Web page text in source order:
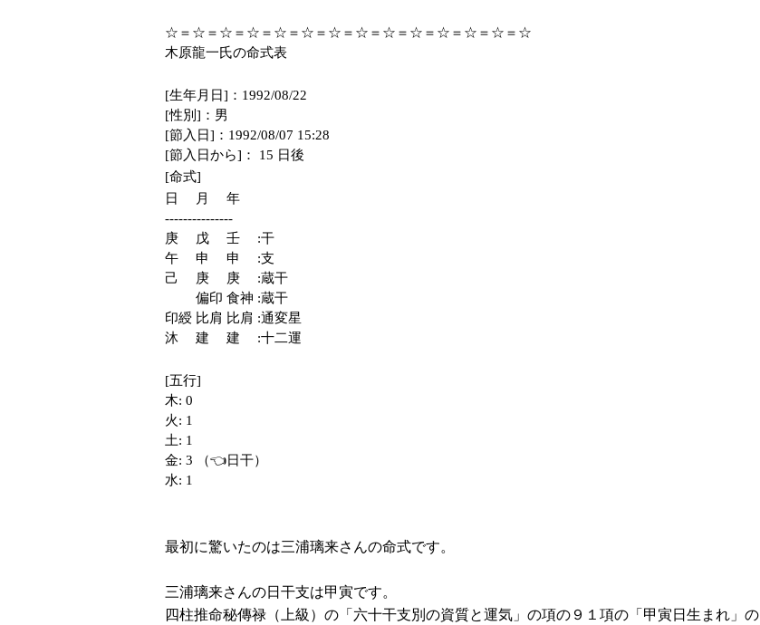
☆＝☆＝☆＝☆＝☆＝☆＝☆＝☆＝☆＝☆＝☆＝☆＝☆＝☆
木原龍一氏の命式表
[生年月日]：1992/08/22
[性別]：男
[節入日]：1992/08/07 15:28
[節入日から]： 15 日後
[命式]
日　 月　 年
---------------
庚　 戊　 壬　 :干
午　 申　 申　 :支
己　 庚　 庚　 :蔵干
偏印 食神 :蔵干
印綬 比肩 比肩 :通変星
沐　 建　 建　 :十二運
[五行]
木: 0
火: 1
土: 1
金: 3 （👈日干）
水: 1
最初に驚いたのは三浦璃来さんの命式です。
三浦璃来さんの日干支は甲寅です。
四柱推命秘傳禄（上級）の「六十干支別の資質と運気」の項の９１項の「甲寅日生まれ」の